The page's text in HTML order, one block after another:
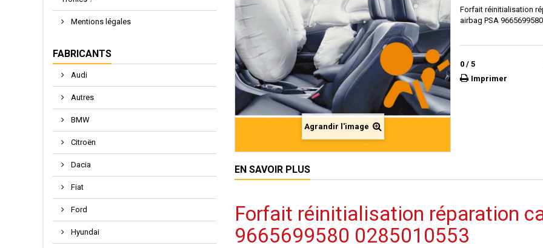
Mentions légales
FABRICANTS
Audi
Autres
BMW
Citroën
Dacia
Fiat
Ford
Hyundai
Agrandir l'image
Forfait réinitialisation
airbag PSA
0 / 5
Imprimer
EN SAVOIR PLUS
Forfait réinitialisation réparation
9665699580 0285010553